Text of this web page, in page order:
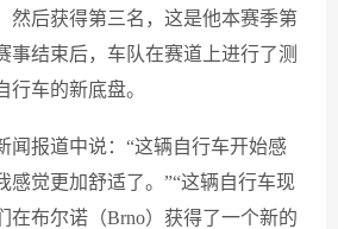
然后获得第三名，这是他本赛季第
事结束后，车队在赛道上进行了测
行车的新底盘。
闻报道中说：“这辆自行车开始感
感觉更加舒适了。”“这辆自行车现
在布尔诺（Brno）获得了一个新的